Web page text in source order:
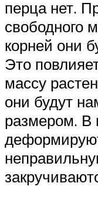
перца нет.
свободного
корней они
Это
массу
они будут
размером. В